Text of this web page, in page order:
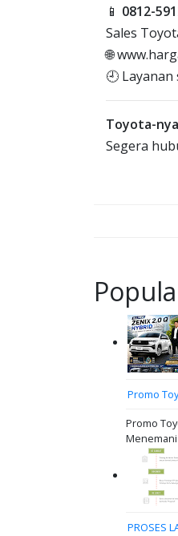
📱 0812-
Sales
🌐
🕘
Toyota-
Segera
Promo
Promo
PROSES